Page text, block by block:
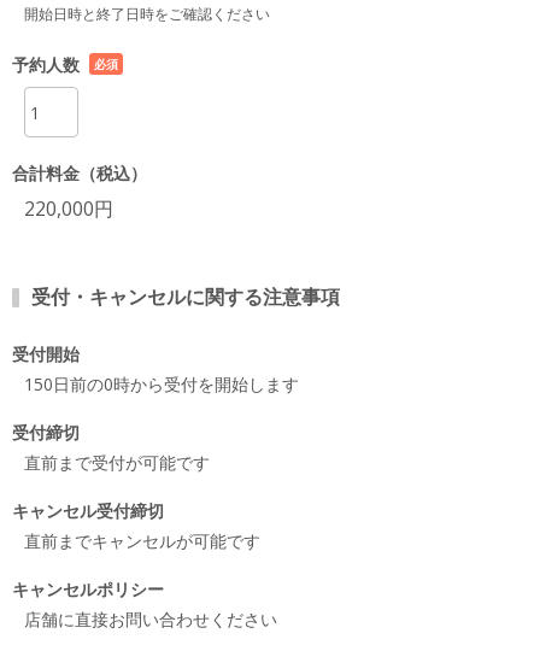
開始日時と終了日時をご確認ください
予約人数
必須
合計料金（税込）
220,000円
受付・キャンセルに関する注意事項
受付開始
150日前の0時から受付を開始します
受付締切
直前まで受付が可能です
キャンセル受付締切
直前までキャンセルが可能です
キャンセルポリシー
店舗に直接お問い合わせください